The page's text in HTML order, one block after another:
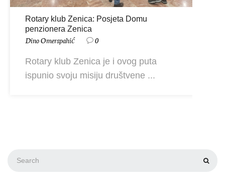
Rotary klub Zenica: Posjeta Domu
penzionera Zenica
Dino Omerspahić 0
Rotary klub Zenica je i ovog puta
ispunio svoju misiju društvene ...